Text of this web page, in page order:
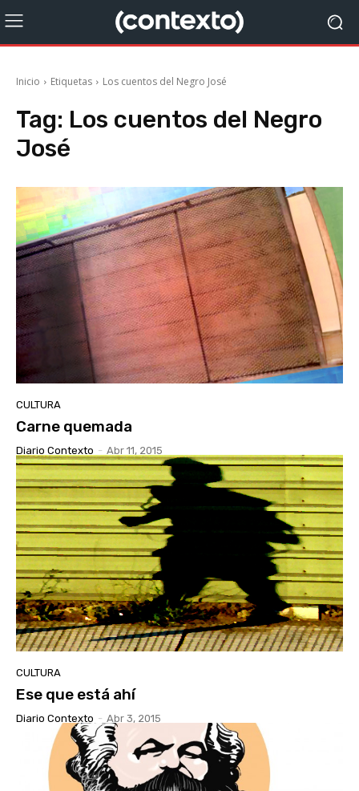
Inicio Etiquetas Los cuentos del Negro José
Tag: Los cuentos del Negro
José
CULTURA
Carne quemada
Diario Contexto - Abr 11, 2015
CULTURA
Ese que está ahí
Diario Contexto - Abr 3, 2015